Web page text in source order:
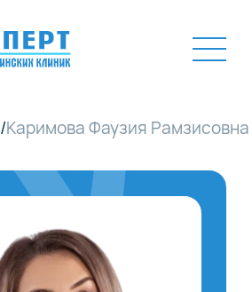
/Каримова Фаузия Рамзисовна